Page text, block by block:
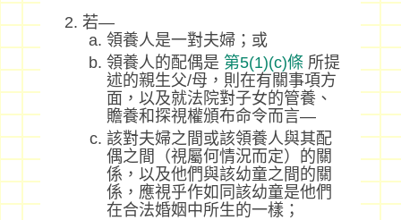
若—
領養人是一對夫婦；或
領養人的配偶是 第5(1)(c)條 所提
述的親生父/母，則在有關事項方
面，以及就法院對子女的管養、
贍養和探視權頒布命令而言—
該對夫婦之間或該領養人與其配
偶之間（視屬何情況而定）的關
係，以及他們與該幼童之間的關
係，應視乎作如同該幼童是他們
在合法婚姻中所生的一樣；